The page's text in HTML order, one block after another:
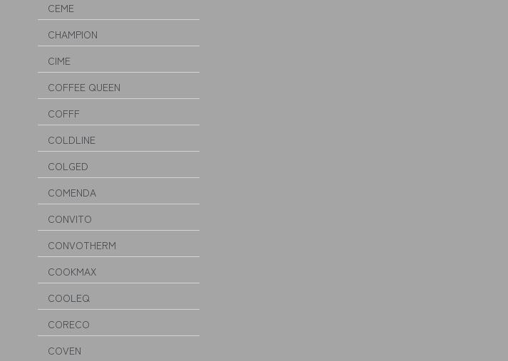
CEME
CHAMPION
CIME
COFFEE QUEEN
COFFF
COLDLINE
COLGED
COMENDA
CONVITO
CONVOTHERM
COOKMAX
COOLEQ
CORECO
COVEN